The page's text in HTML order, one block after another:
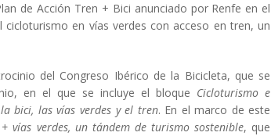
de Acción Tren + Bici anunciado por Renfe en el
en vías verdes con acceso en tren, un
del Congreso Ibérico de la Bicicleta, que se
en el que se incluye el bloque Cicloturismo e
bici, las vías verdes y el tren. En el marco de este
vías verdes, un tándem de turismo sostenible, que